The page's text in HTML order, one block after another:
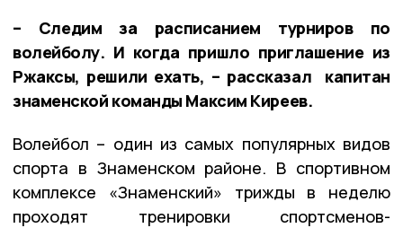
– Следим за расписанием турниров по
волейболу. И когда пришло приглашение из
Ржаксы, решили ехать, – рассказал капитан
знаменской команды Максим Киреев.
Волейбол – один из самых популярных видов
спорта в Знаменском районе. В спортивном
комплексе «Знаменский» трижды в неделю
проходят тренировки спортсменов-